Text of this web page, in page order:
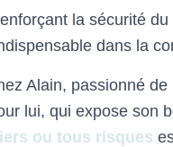
la sécurité
dans la
Alain, passionné
lui, qui expose son
ou tous risques